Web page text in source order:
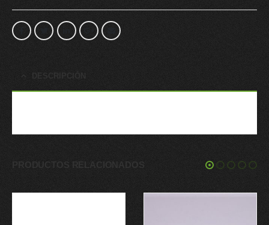
DESCRIPCIÓN
PRODUCTOS RELACIONADOS